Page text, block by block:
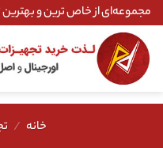
Skip
to
content
مجموعه‌ای از خاص ترین و بهترین
خانه /